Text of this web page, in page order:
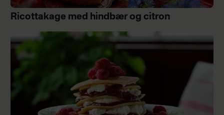
Ricottakage med hindbær og citron